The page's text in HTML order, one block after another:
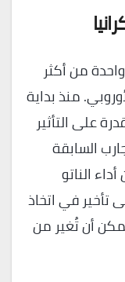
من أكثر
منذ بداية
على التأثير
السابقة
الناتو
تأخير في اتخاذ
أن تُغير من